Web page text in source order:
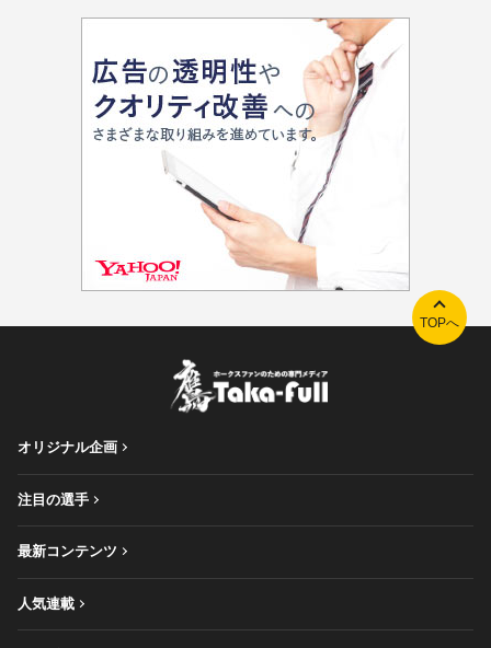
TOPへ
オリジナル企画
注目の選手
最新コンテンツ
人気連載